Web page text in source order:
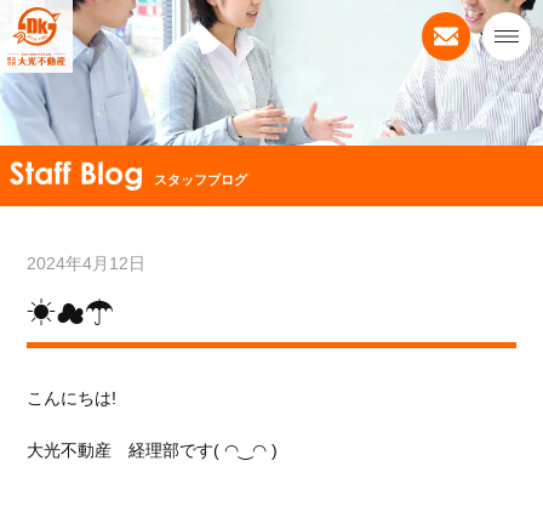
スタッフブログ
2024年4月12日
☀☁☂
こんにちは!
大光不動産 経理部です( ◠‿◠ )